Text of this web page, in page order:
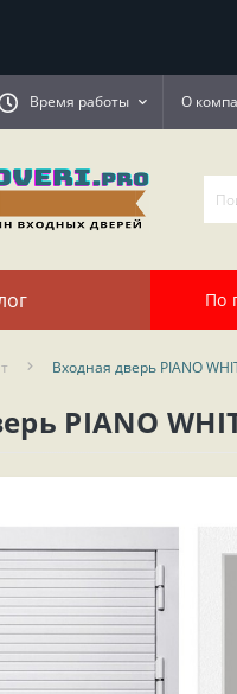
Время работы О
По
Входная дверь PIANO
PIANO